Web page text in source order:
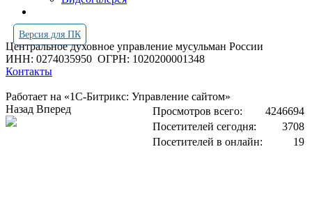
Версия для ПК
Центральное духовное управление мусульман России
ИНН: 0274035950 ОГРН: 1020200001348
Контакты
Работает на «1С-Битрикс: Управление сайтом»
Просмотров всего:
4246694
Посетителей сегодня:
3708
Посетителей в онлайн:
19
Назад Вперед